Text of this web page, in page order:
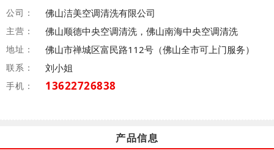
公司： 佛山洁美空调清洗有限公司
主营： 佛山顺德中央空调清洗，佛山南海中央空调清洗
地址： 佛山市禅城区富民路112号（佛山全市可上门服务）
联系： 刘小姐
手机： 13622726838
产品信息